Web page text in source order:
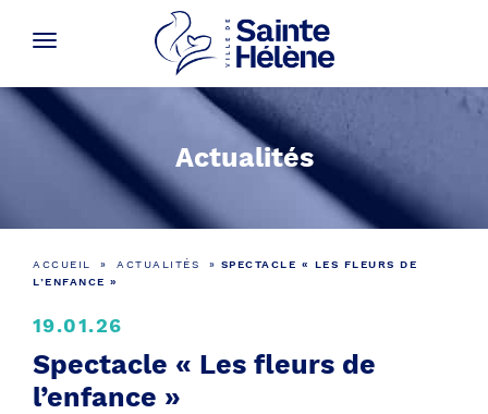
Actualités
ACCUEIL » ACTUALITÉS » SPECTACLE « LES FLEURS DE
L’ENFANCE »
19.01.26
Spectacle « Les fleurs de
l’enfance »